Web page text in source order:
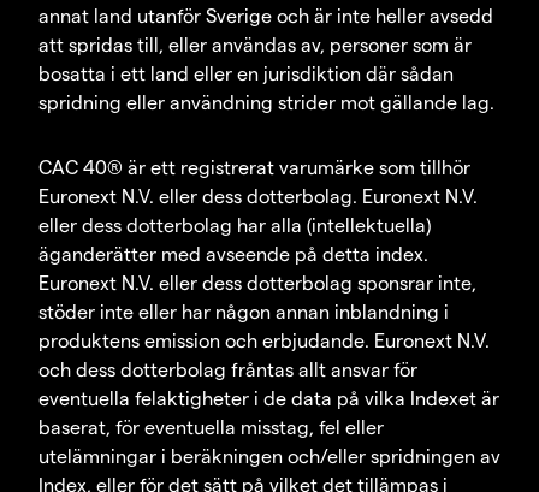
annat land utanför Sverige och är inte heller avsedd
att spridas till, eller användas av, personer som är
bosatta i ett land eller en jurisdiktion där sådan
spridning eller användning strider mot gällande lag.
CAC 40® är ett registrerat varumärke som tillhör
Euronext N.V. eller dess dotterbolag. Euronext N.V.
eller dess dotterbolag har alla (intellektuella)
äganderätter med avseende på detta index.
Euronext N.V. eller dess dotterbolag sponsrar inte,
stöder inte eller har någon annan inblandning i
produktens emission och erbjudande. Euronext N.V.
och dess dotterbolag fråntas allt ansvar för
eventuella felaktigheter i de data på vilka Indexet är
baserat, för eventuella misstag, fel eller
utelämningar i beräkningen och/eller spridningen av
Index, eller för det sätt på vilket det tillämpas i